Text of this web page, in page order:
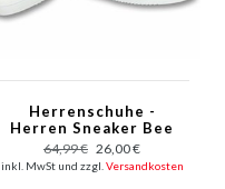
Herrenschuhe -
Herren Sneaker Bee
Black White Gold -
CMS 97 - Weiß /
Schwarz
64,99 € 26,00 €
inkl. MwSt und zzgl. Versandkosten